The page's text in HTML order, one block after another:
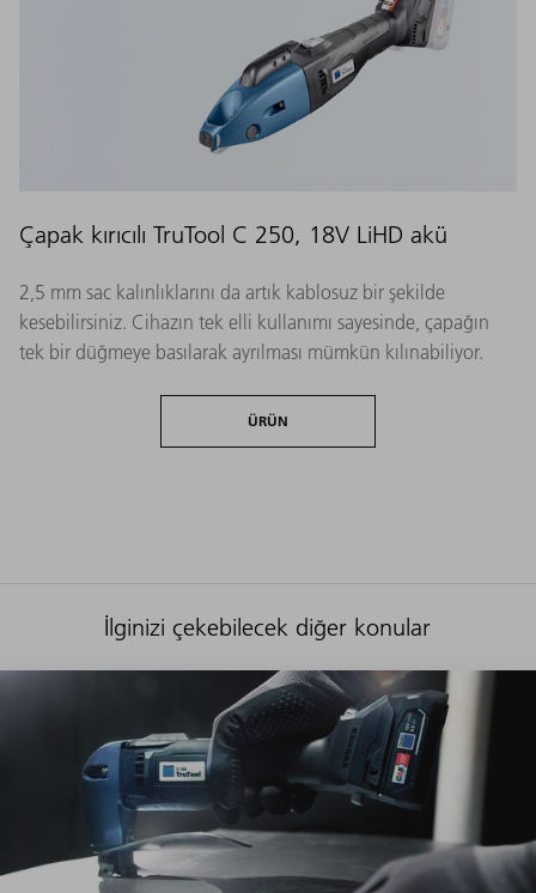
Çapak kırıcılı TruTool C 250, 18V LiHD akü
2,5 mm sac kalınlıklarını da artık kablosuz bir şekilde
kesebilirsiniz. Cihazın tek elli kullanımı sayesinde, çapağın
tek bir düğmeye basılarak ayrılması mümkün kılınabiliyor.
ÜRÜN
İlginizi çekebilecek diğer konular